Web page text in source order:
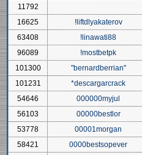
11792
16625
!liftdlyakaterov
63408
!linawati88
96089
!mostbetpk
101300
"bernardberrian"
101231
*descargarcrack
54646
000000myjul
56103
00000bestlor
53778
00001morgan
58421
0000bestsopever